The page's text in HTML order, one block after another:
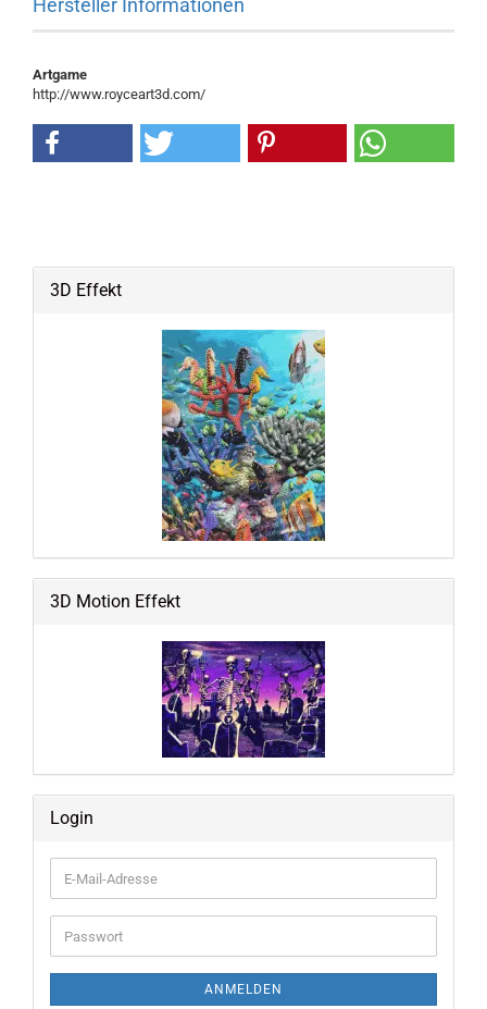
Hersteller Informationen
Artgame
http://www.royceart3d.com/
3D Effekt
3D Motion Effekt
Login
E-
Mail-
Adresse
Passwort
ANMELDEN